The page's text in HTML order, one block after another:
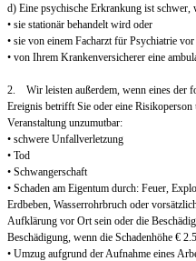
d) Eine psychische Erkrankung ist schwer,
• sie stationär behandelt wird oder
• sie von einem Facharzt für Psychiatrie
• von Ihrem Krankenversicherer eine
2. Wir leisten außerdem, wenn eines der
Ereignis betrifft Sie oder eine
Veranstaltung unzumutbar:
• schwere Unfallverletzung
• Tod
• Schwangerschaft
• Schaden am Eigentum durch: Feuer,
Erdbeben, Wasserrohrbruch oder
Aufklärung vor Ort sein oder die
Beschädigung, wenn die Schadenhöhe €
• Umzug aufgrund der Aufnahme eines